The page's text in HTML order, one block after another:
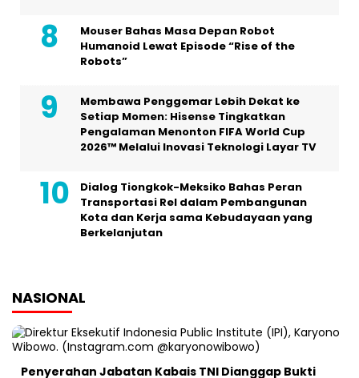
Mouser Bahas Masa Depan Robot
Humanoid Lewat Episode “Rise of the
Robots”
Membawa Penggemar Lebih Dekat ke
Setiap Momen: Hisense Tingkatkan
Pengalaman Menonton FIFA World Cup
2026™ Melalui Inovasi Teknologi Layar TV
Dialog Tiongkok-Meksiko Bahas Peran
Transportasi Rel dalam Pembangunan
Kota dan Kerja sama Kebudayaan yang
Berkelanjutan
NASIONAL
Penyerahan Jabatan Kabais TNI Dianggap Bukti